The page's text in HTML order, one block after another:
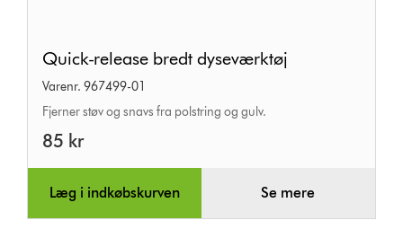
release
bredt
dyseværktøj
Quick-release bredt dyseværktøj
Varenr. 967499-01
Fjerner støv og snavs fra polstring og gulv.
85 kr
Læg i indkøbskurven Se mere